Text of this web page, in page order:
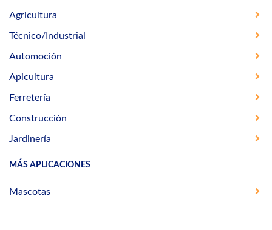
Agricultura
Técnico/Industrial
Automoción
Apicultura
Ferretería
Construcción
Jardinería
MÁS APLICACIONES
Mascotas